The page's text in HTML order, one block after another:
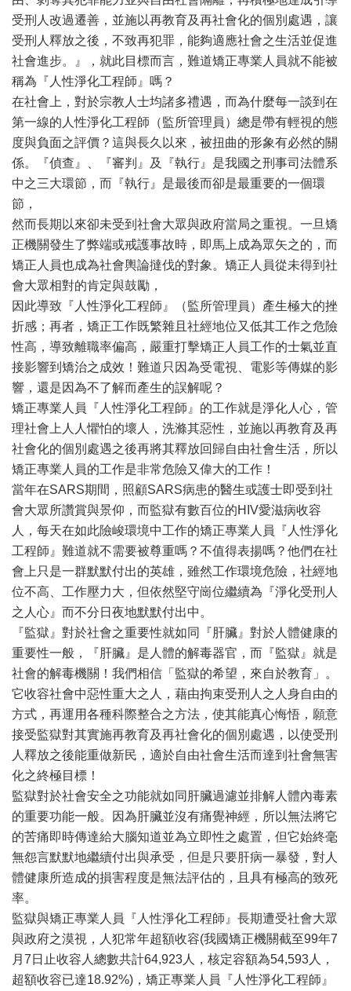
受刑人改過遷善，並施以再教育及再社會化的個別處遇，讓
受刑人釋放之後，不致再犯罪，能夠適應社會之生活並促進
社會進步。』，就此目標而言，難道矯正專業人員就不能被
稱為『人性淨化工程師』嗎？
在社會上，對於宗教人士均諸多禮遇，而為什麼每一談到在
第一線的人性淨化工程師（監所管理員）總是帶有輕視的態
度與負面之評價？這與長久以來，被扭曲的形象有必然的關
係。『偵查』、『審判』及『執行』是我國之刑事司法體系
中之三大環節，而『執行』是最後而卻是最重要的一個環
節，
然而長期以來卻未受到社會大眾與政府當局之重視。一旦矯
正機關發生了弊端或戒護事故時，即馬上成為眾矢之的，而
矯正人員也成為社會輿論撻伐的對象。矯正人員從未得到社
會大眾相對的肯定與鼓勵，
因此導致『人性淨化工程師』（監所管理員）產生極大的挫
折感；再者，矯正工作既繁雜且社經地位又低其工作之危險
性高，導致離職率偏高，嚴重打擊矯正人員工作的士氣並直
接影響到矯治之成效！難道只因為受電視、電影等傳媒的影
響，還是因為不了解而產生的誤解呢？
矯正專業人員『人性淨化工程師』的工作就是淨化人心，管
理社會上人人懼怕的壞人，洗滌其惡性，並施以再教育及再
社會化的個別處遇之後再將其釋放回歸自由社會生活，所以
矯正專業人員的工作是非常危險又偉大的工作！
當年在SARS期間，照顧SARS病患的醫生或護士即受到社
會大眾所讚賞與景仰，而監獄有數百位的HIV愛滋病收容
人，每天在如此險峻環境中工作的矯正專業人員『人性淨化
工程師』難道就不需要被尊重嗎？不值得表揚嗎？他們在社
會上只是一群默默付出的英雄，雖然工作環境危險，社經地
位不高、工作壓力大，但依然堅守崗位繼續為『淨化受刑人
之人心』而不分日夜地默默付出中。
『監獄』對於社會之重要性就如同『肝臟』對於人體健康的
重要性一般，『肝臟』是人體的解毒器官，而『監獄』就是
社會的解毒機關！我們相信「監獄的希望，來自於教育」。
它收容社會中惡性重大之人，藉由拘束受刑人之人身自由的
方式，再運用各種科際整合之方法，使其能真心悔悟，願意
接受監獄對其實施再教育及再社會化的個別處遇，以使受刑
人釋放之後能重做新民，適於自由社會生活而達到社會無害
化之終極目標！
監獄對於社會安全之功能就如同肝臟過濾並排解人體內毒素
的重要功能一般。因為肝臟並沒有痛覺神經，所以無法將它
的苦痛即時傳達給大腦知道並為立即性之處置，但它始終毫
無怨言默默地繼續付出與承受，但是只要肝病一暴發，對人
體健康所造成的損害程度是無法評估的，且具有極高的致死
率。
監獄與矯正專業人員『人性淨化工程師』長期遭受社會大眾
與政府之漠視，人犯常年超額收容(我國矯正機關截至99年7
月7日止收容人總數共計64,923人，核定容額為54,593人，
超額收容已達18.92%)，矯正專業人員『人性淨化工程師』